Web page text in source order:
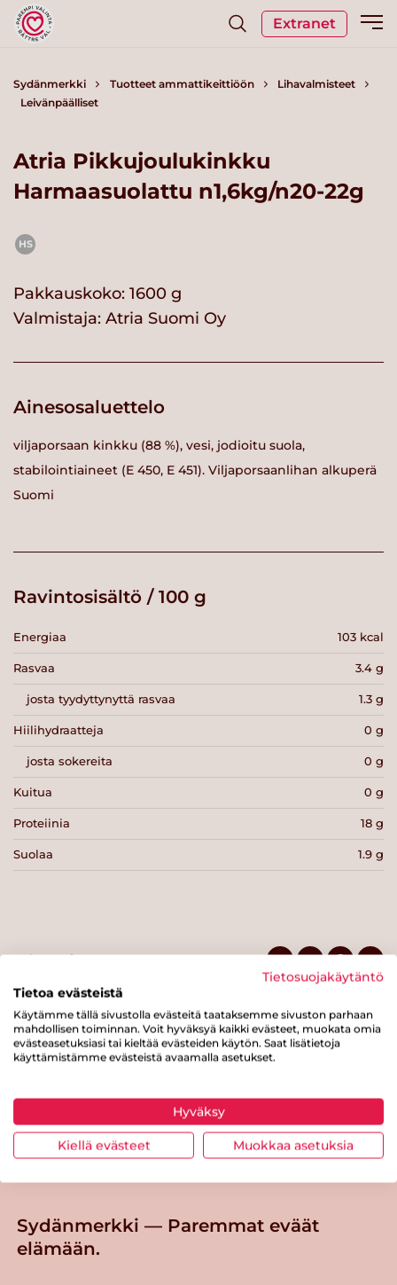
Extranet
Sydänmerkki Tuotteet ammattikeittiöön
Lihavalmisteet
Leivänpäälliset
Atria Pikkujoulukinkku
Harmaasuolattu n1,6kg/n20-22g
HS
Pakkauskoko: 1600 g
Valmistaja: Atria Suomi Oy
Ainesosaluettelo
viljaporsaan kinkku (88 %), vesi, jodioitu suola,
stabilointiaineet (E 450, E 451). Viljaporsaanlihan alkuperä
Suomi
Ravintosisältö / 100 g
Energiaa 103 kcal
Rasvaa 3.4 g
josta tyydyttynyttä rasvaa 1.3 g
Hiilihydraatteja 0 g
josta sokereita 0 g
Kuitua 0 g
Proteiinia 18 g
Suolaa 1.9 g
Tulosta sivu Jaa tuote
Tästä merkistä tunnistat
Sydänmerkki-tuotteen
Sydänmerkki — Paremmat eväät
elämään.
Tietosuojakäytäntö
Tietoa evästeistä
Käytämme tällä sivustolla evästeitä taataksemme sivuston parhaan
mahdollisen toiminnan. Voit hyväksyä kaikki evästeet, muokata omia
evästeasetuksiasi tai kieltää evästeiden käytön. Saat lisätietoja
käyttämistämme evästeistä avaamalla asetukset.
Hyväksy
Kiellä evästeet Muokkaa asetuksia